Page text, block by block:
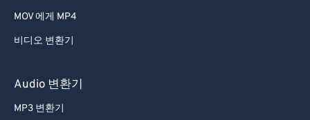
MOV 에게 MP4
비디오 변환기
Audio 변환기
MP3 변환기